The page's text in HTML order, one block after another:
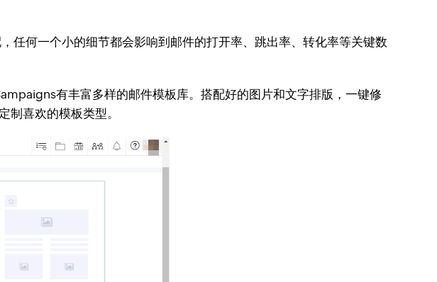
任何一个小的细节都会影响到邮件的打开率、跳出率、转化率等关键数
有丰富多样的邮件模板库。搭配好的图片和文字排版，一键修
制喜欢的模板类型。